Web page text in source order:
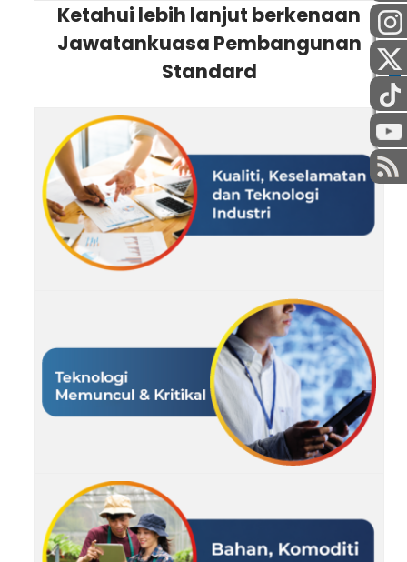
Ketahui lebih lanjut berkenaan
Jawatankuasa Pembangunan
Standard
AWAM
STAF